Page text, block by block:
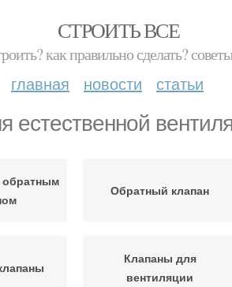
СТРОИТЬ ВСЕ
как правильно сделать?
главная новости статьи
естественной
обратным
Обратный клапан
Клапаны для
вентиляции